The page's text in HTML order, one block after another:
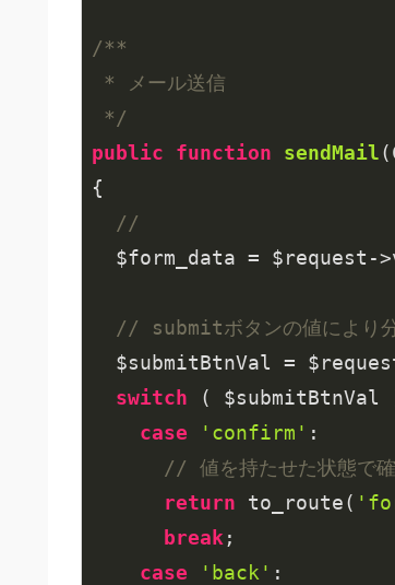
/**
* メール送信
*/
public
function sendMail
{
//
$form_data = $request-
// submitボタンの値により
$submitBtnVal =
switch (
case
'confirm' :
// 値を持たせた状態で確
return to_route(
break ;
case
'back' :